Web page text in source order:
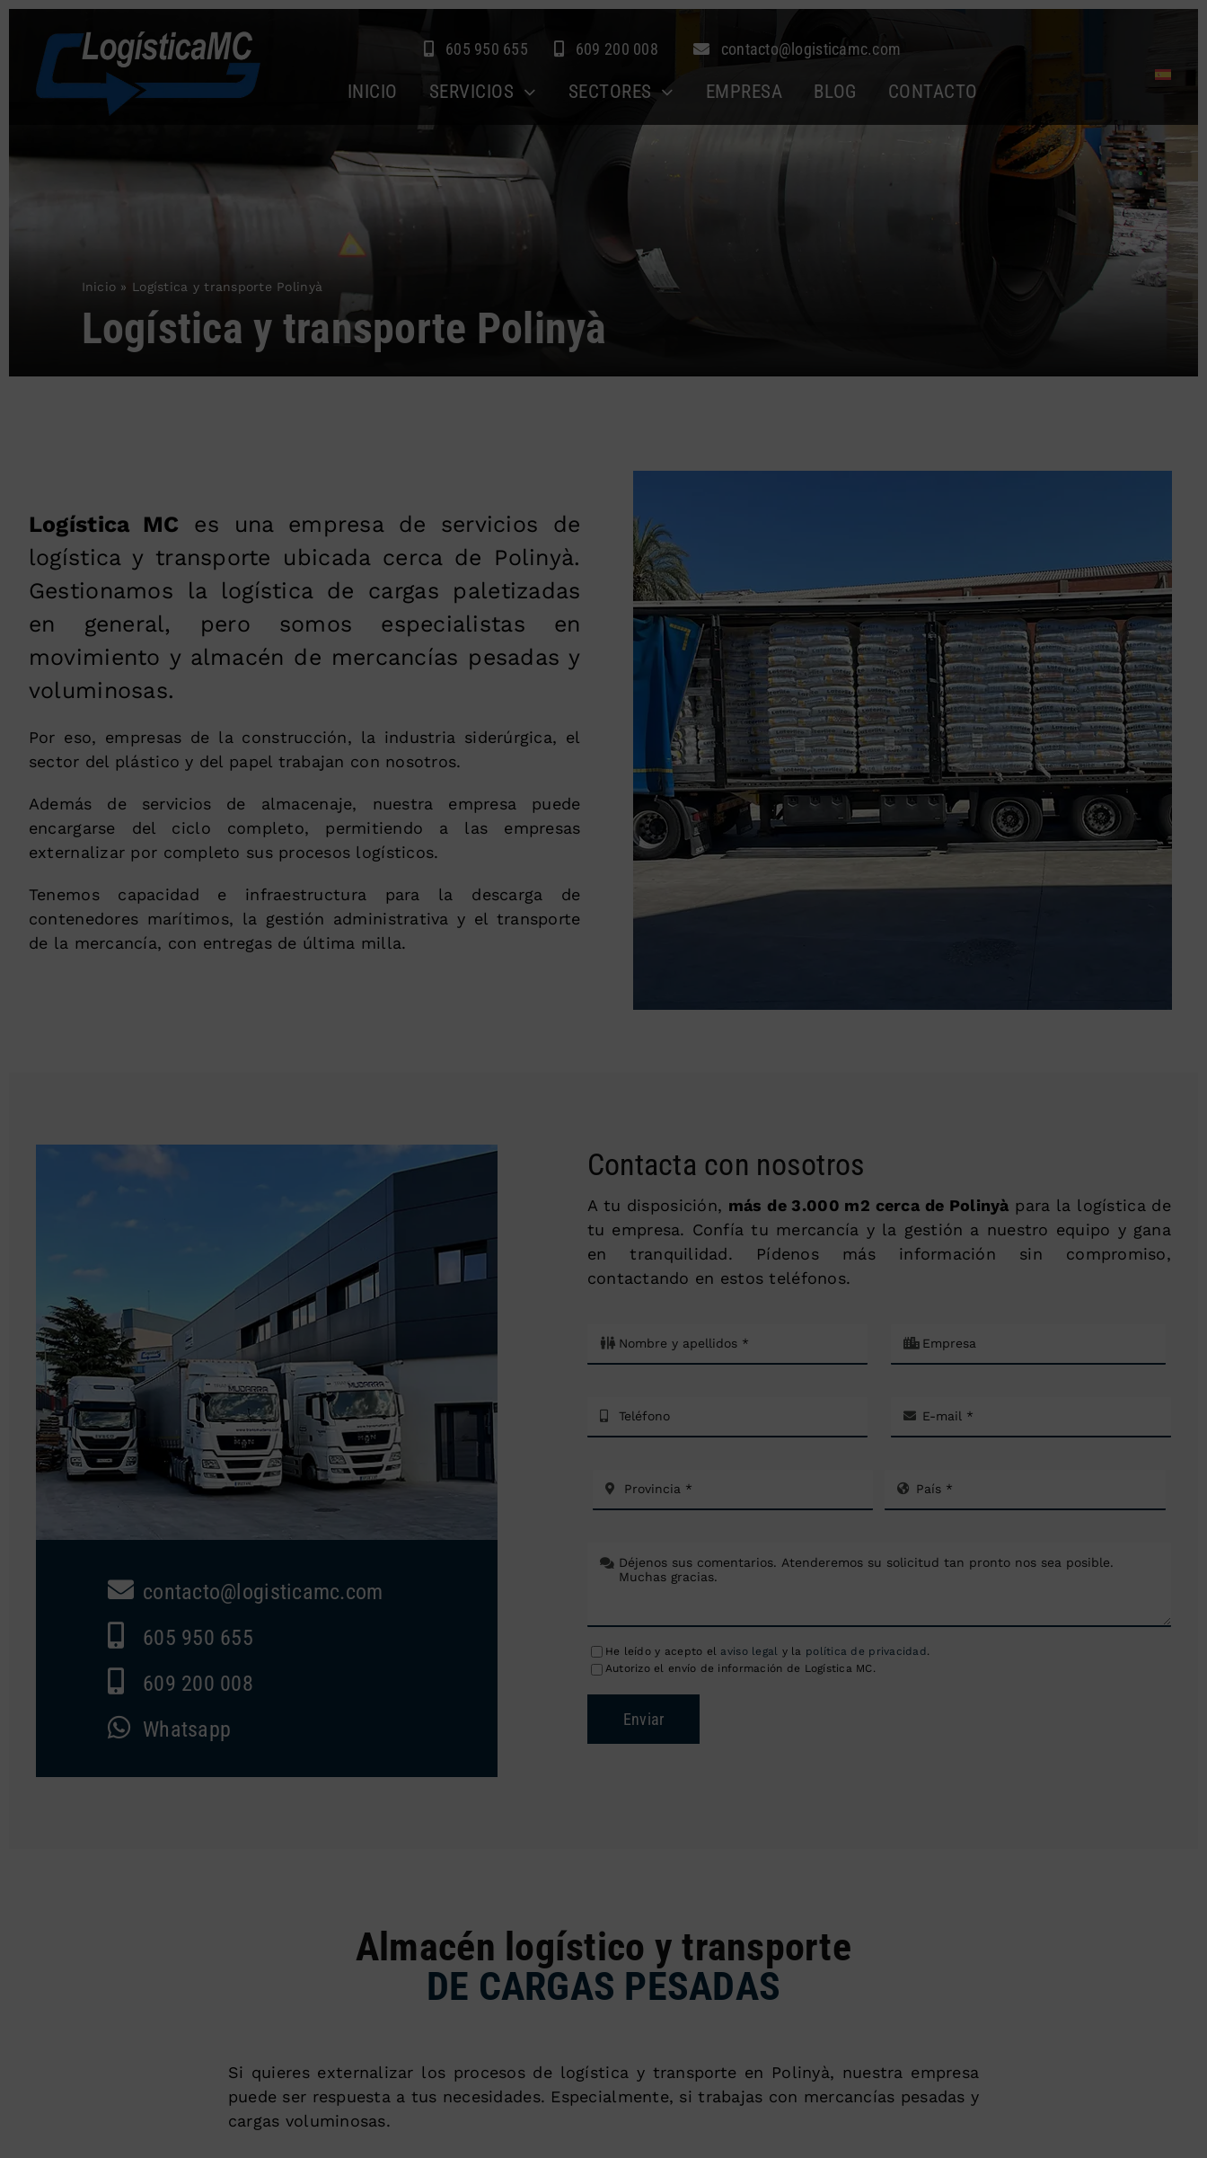
Saltar
contenido
605 950 655 609 200 008 contacto@logisticamc.com
INICIO SERVICIOS SECTORES EMPRESA BLOG CONTACTO
Inicio » Logística y transporte Polinyà
Logística y transporte Polinyà
Logística MC es una empresa de servicios de
logística y transporte ubicada cerca de Polinyà.
Gestionamos la logística de cargas paletizadas
en general, pero somos especialistas en
movimiento y almacén de mercancías pesadas y
voluminosas.
Por eso, empresas de la construcción, la industria siderúrgica, el
sector del plástico y del papel trabajan con nosotros.
Además de servicios de almacenaje, nuestra empresa puede
encargarse del ciclo completo, permitiendo a las empresas
externalizar por completo sus procesos logísticos.
Tenemos capacidad e infraestructura para la descarga de
contenedores marítimos, la gestión administrativa y el transporte
de la mercancía, con entregas de última milla.
contacto@logisticamc.com
605 950 655
609 200 008
Whatsapp
Contacta con nosotros
A tu disposición, más de 3.000 m2 cerca de Polinyà para la logística de
tu empresa. Confía tu mercancía y la gestión a nuestro equipo y gana
en tranquilidad. Pídenos más información sin compromiso,
contactando en estos teléfonos.
He leído y acepto el aviso legal y la política de privacidad .
Autorizo el envío de información de Logística MC.
Enviar
Almacén logístico y transporte
DE CARGAS PESADAS
Si quieres externalizar los procesos de logística y transporte en Polinyà, nuestra empresa
puede ser respuesta a tus necesidades. Especialmente, si trabajas con mercancías pesadas y
cargas voluminosas.